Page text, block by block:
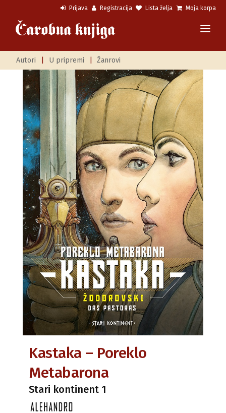
Prijava Registracija Lista želja Moja korpa
Autori U pripremi Žanrovi
Kastaka – Poreklo
Metabarona
Stari kontinent 1